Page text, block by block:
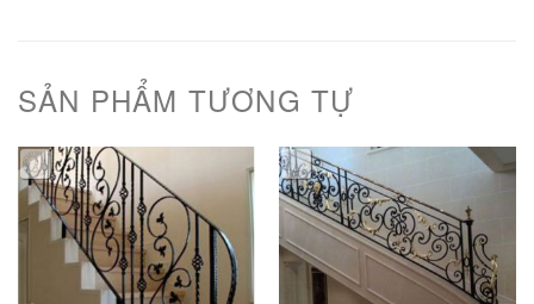
SẢN PHẨM TƯƠNG TỰ